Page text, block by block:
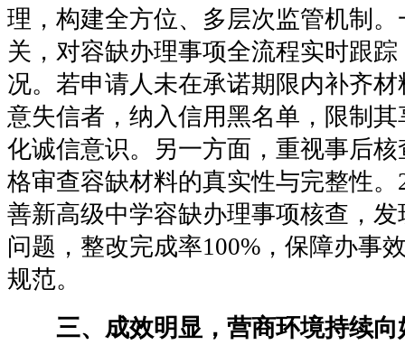
理，构建全方位、多层次监管机制
关，对容缺办理事项全流程实时跟
况。若申请人未在承诺期限内补齐
意失信者，纳入信用黑名单，限制
化诚信意识。另一方面，重视事后
格审查容缺材料的真实性与完整性。
善新高级中学容缺办理事项核查，
问题，整改完成率100%，保障办事
规范。
三、成效明显，营商环境持续向